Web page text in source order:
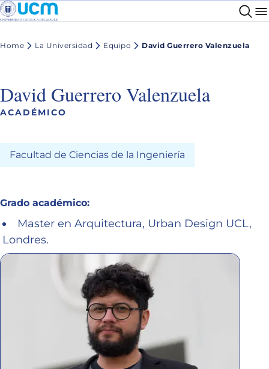
Home La Universidad Equipo David Guerrero Valenzuela
David Guerrero Valenzuela
ACADÉMICO
Facultad de Ciencias de la Ingeniería
Grado académico:
Master en Arquitectura, Urban Design UCL,
Londres.